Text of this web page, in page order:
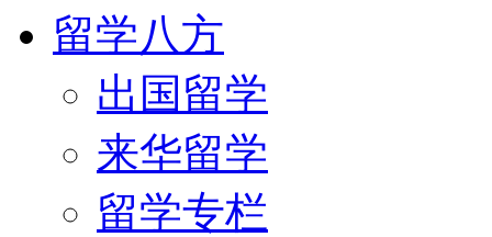
留学八方
出国留学
来华留学
留学专栏